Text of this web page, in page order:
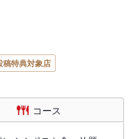
稿特典対象店
コース